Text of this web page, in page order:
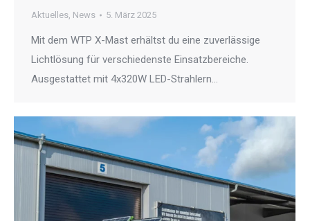
Aktuelles, News 5. März 2025
Mit dem WTP X-Mast erhältst du eine zuverlässige
Lichtlösung für verschiedenste Einsatzbereiche.
Ausgestattet mit 4x320W LED-Strahlern…